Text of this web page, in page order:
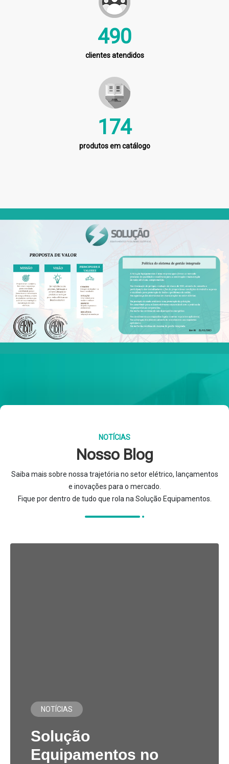
568
clientes atendidos
202
produtos em catálogo
NOTÍCIAS
Nosso Blog
Saiba mais sobre nossa trajetória no setor elétrico, lançamentos
e inovações para o mercado.
Fique por dentro de tudo que rola na Solução Equipamentos.
NOTÍCIAS
Solução
Equipamentos no